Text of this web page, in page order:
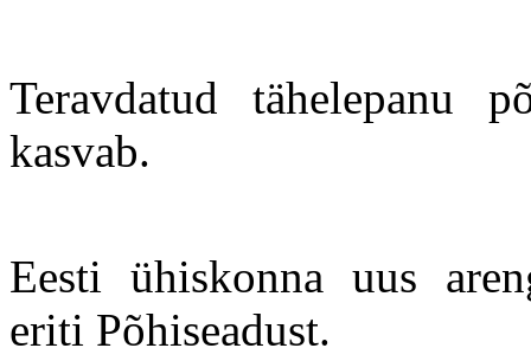
Teravdatud tähelepanu
kasvab.
Eesti ühiskonna uus
eriti Põhiseadust.